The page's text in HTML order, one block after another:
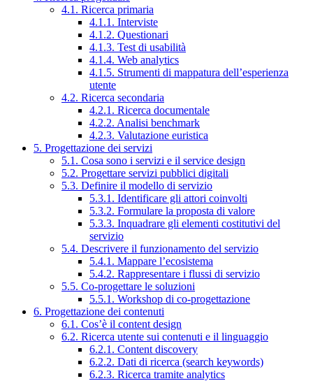
4.1. Ricerca primaria
4.1.1. Interviste
4.1.2. Questionari
4.1.3. Test di usabilità
4.1.4. Web analytics
4.1.5. Strumenti di mappatura dell’esperienza
utente
4.2. Ricerca secondaria
4.2.1. Ricerca documentale
4.2.2. Analisi benchmark
4.2.3. Valutazione euristica
5. Progettazione dei servizi
5.1. Cosa sono i servizi e il service design
5.2. Progettare servizi pubblici digitali
5.3. Definire il modello di servizio
5.3.1. Identificare gli attori coinvolti
5.3.2. Formulare la proposta di valore
5.3.3. Inquadrare gli elementi costitutivi del
servizio
5.4. Descrivere il funzionamento del servizio
5.4.1. Mappare l’ecosistema
5.4.2. Rappresentare i flussi di servizio
5.5. Co-progettare le soluzioni
5.5.1. Workshop di co-progettazione
6. Progettazione dei contenuti
6.1. Cos’è il content design
6.2. Ricerca utente sui contenuti e il linguaggio
6.2.1. Content discovery
6.2.2. Dati di ricerca (search keywords)
6.2.3. Ricerca tramite analytics